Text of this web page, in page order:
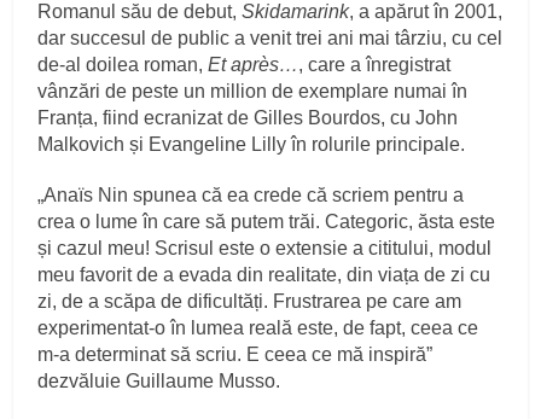
Romanul său de debut,Skidamarink, a apărut în 2001,
dar succesul de public a venit trei ani mai târziu, cu cel
de-al doilea roman,Et après…, care a înregistrat
vânzări de peste un million de exemplare numai în
Franța, fiind ecranizat de Gilles Bourdos, cu John
Malkovich și Evangeline Lilly în rolurile principale.
„Anaïs Nin spunea că ea crede că scriem pentru a
crea o lume în care să putem trăi. Categoric, ăsta este
și cazul meu! Scrisul este o extensie a cititului, modul
meu favorit de a evada din realitate, din viața de zi cu
zi, de a scăpa de dificultăți. Frustrarea pe care am
experimentat-o în lumea reală este, de fapt, ceea ce
m-a determinat să scriu. E ceea ce mă inspiră”
dezvăluie Guillaume Musso.